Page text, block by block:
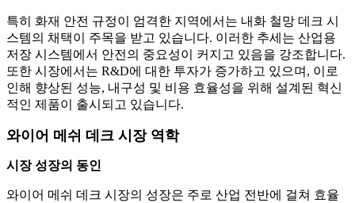
특히 화재 안전 규정이 엄격한 지역에서는 내화 철망 데크 시
스템의 채택이 주목을 받고 있습니다. 이러한 추세는 산업용
저장 시스템에서 안전의 중요성이 커지고 있음을 강조합니다.
또한 시장에서는 R&D에 대한 투자가 증가하고 있으며, 이로
인해 향상된 성능, 내구성 및 비용 효율성을 위해 설계된 혁신
적인 제품이 출시되고 있습니다.
와이어 메쉬 데크 시장 역학
시장 성장의 동인
와이어 메쉬 데크 시장의 성장은 주로 산업 전반에 걸쳐 효율